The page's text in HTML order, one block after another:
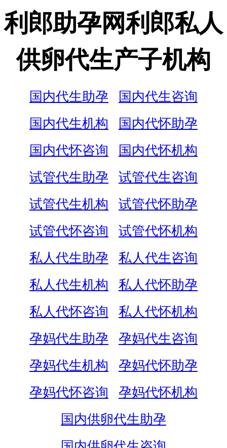
利郎助孕网利郎私人
供卵代生产子机构
国内代生助孕
国内代生咨询
国内代生机构
国内代怀助孕
国内代怀咨询
国内代怀机构
试管代生助孕
试管代生咨询
试管代生机构
试管代怀助孕
试管代怀咨询
试管代怀机构
私人代生助孕
私人代生咨询
私人代生机构
私人代怀助孕
私人代怀咨询
私人代怀机构
孕妈代生助孕
孕妈代生咨询
孕妈代生机构
孕妈代怀助孕
孕妈代怀咨询
孕妈代怀机构
国内供卵代生助孕